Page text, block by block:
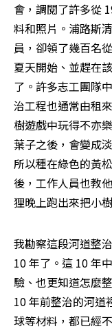
會，調閱了許多從
料和照片。浦路斯
員，卻領了幾百名
夏天開始、並趕在
了。許多志工團隊
治工程也通常由租
樹遊戲中玩得不亦
葉子之後，會變成
所以種在綠色的黃
後，工作人員也教
狸晚上跑出來把小
我勘察這段河道整
10 年了。這 10 年
驗、也更知道怎麼
10 年前整治的河道
球等材料，都已經